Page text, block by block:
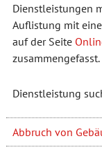
Dienstleistungen
Auflistung mit
auf der Seite
zusammengefasst.
Dienstleistung
Abbruch von